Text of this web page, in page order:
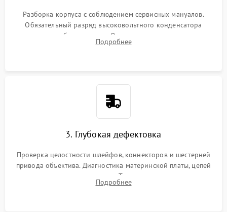
Разборка корпуса с соблюдением сервисных мануалов.
Обязательный разряд высоковольтного конденсатора
вспышки для безопасности. Очистка внутренних узлов от
пыли, песка и следов влаги с помощью спецсредств.
Подробнее
3. Глубокая дефектовка
Проверка целостности шлейфов, коннекторов и шестерней
привода объектива. Диагностика материнской платы, цепей
питания и картоприемника. Тестирование механизма
затвора и блока внутрикамерной стабилизации.
Подробнее